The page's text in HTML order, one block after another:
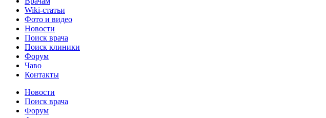
Wiki-статьи
Фото и видео
Новости
Поиск врача
Поиск клиники
Форум
Чаво
Контакты
Новости
Поиск врача
Форум